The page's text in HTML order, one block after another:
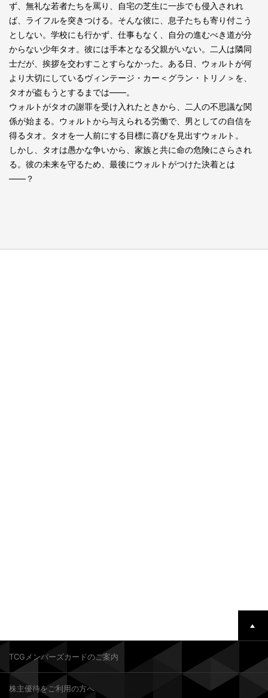
ず、無礼な若者たちを罵り、自宅の芝生に一歩でも侵入されれ
ば、ライフルを突きつける。そんな彼に、息子たちも寄り付こう
としない。学校にも行かず、仕事もなく、自分の進むべき道が分
からない少年タオ。彼には手本となる父親がいない。二人は隣同
士だが、挨拶を交わすことすらなかった。ある日、ウォルトが何
より大切にしているヴィンテージ・カー＜グラン・トリノ＞を、
タオが盗もうとするまでは――。
ウォルトがタオの謝罪を受け入れたときから、二人の不思議な関
係が始まる。ウォルトから与えられる労働で、男としての自信を
得るタオ。タオを一人前にする目標に喜びを見出すウォルト。
しかし、タオは愚かな争いから、家族と共に命の危険にさらされ
る。彼の未来を守るため、最後にウォルトがつけた決着とは
――？
TCGメンバーズカードのご案内
株主優待をご利用の方へ